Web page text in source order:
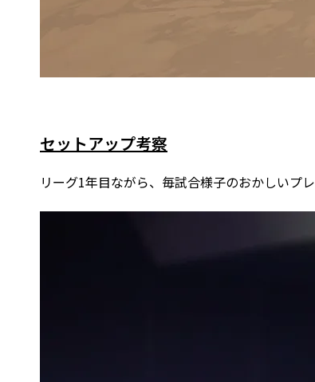
セットアップ考察
リーグ1年目ながら、毎試合様子のおかしいプ